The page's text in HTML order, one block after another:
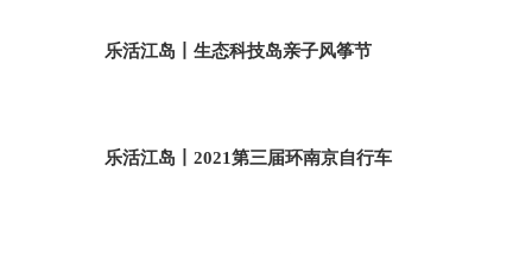
乐活江岛丨生态科技岛亲子风筝节
乐活江岛丨2021第三届环南京自行车